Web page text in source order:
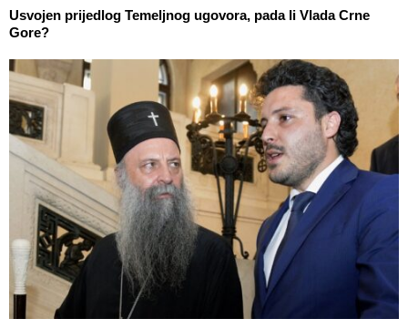
Usvojen prijedlog Temeljnog ugovora, pada li Vlada Crne
Gore?